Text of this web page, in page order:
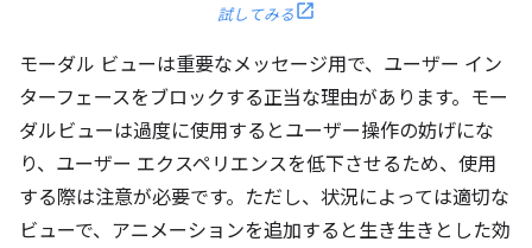
試してみる
モーダル ビューは重要なメッセージ用で、ユーザー イン
ターフェースをブロックする正当な理由があります。モー
ダルビューは過度に使用するとユーザー操作の妨げにな
り、ユーザー エクスペリエンスを低下させるため、使用
する際は注意が必要です。ただし、状況によっては適切な
ビューで、アニメーションを追加すると生き生きとした効